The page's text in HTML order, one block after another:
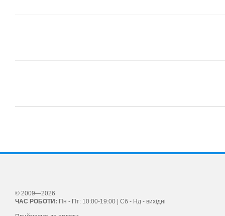
© 2009—2026
ЧАС РОБОТИ: Пн - Пт: 10:00-19:00 | Сб - Нд - вихідні